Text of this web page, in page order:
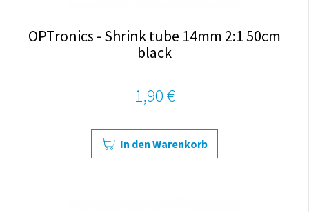
OPTronics - Shrink tube 14mm 2:1 50cm
black
1,90 €
In den Warenkorb